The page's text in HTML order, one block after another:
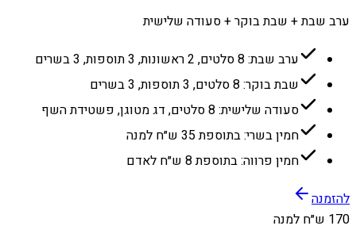
ערב שבת + שבת בוקר + סעודה שלישית
ערב שבת: 8 סלטים, 2 ראשונות, 3 תוספות, 3 בשרים
שבת בוקר: 8 סלטים, 3 תוספות, 3 בשרים
סעודה שלישית: 8 סלטים, דג מטוגן, פשטידת השף
חמין בשרי: בתוספת 35 ש״ח למנה
חמין פרווה: בתוספת 8 ש״ח לאדם
להזמנה
170 ש״ח למנה